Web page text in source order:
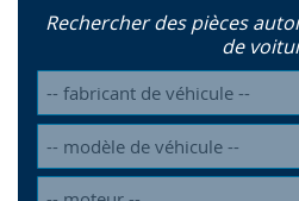
Rechercher des pièces
de